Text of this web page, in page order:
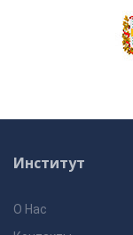
Институт
О Нас